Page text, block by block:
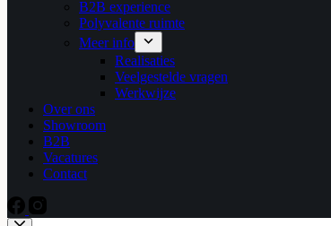
B2B experience
Polyvalente ruimte
Meer info
Realisaties
Veelgestelde vragen
Werkwijze
Over ons
Showroom
B2B
Vacatures
Contact